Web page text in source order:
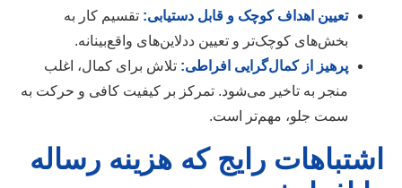
تعیین اهداف کوچک و قابل دستیابی: تقسیم کار به
بخش‌های کوچک‌تر و تعیین ددلاین‌های واقع‌بینانه.
پرهیز از کمال‌گرایی افراطی: تلاش برای کمال، اغلب
منجر به تاخیر می‌شود. تمرکز بر کیفیت کافی و حرکت به
سمت جلو، مهم‌تر است.
اشتباهات رایج که هزینه رساله